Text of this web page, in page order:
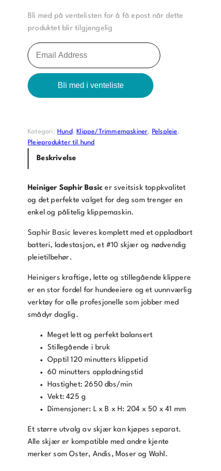
Bli med på ventelisten for å få epost når dette
produktet blir tilgjengelig
L
e
g
d
e
n
e
t
a
d
s
e
e
d
p
Bli med i venteliste
Kategori: Hund, Klippe/Trimmemaskiner, Pelspleie
Pleieprodukter til hund
Beskrivelse
Heiniger Saphir Basic er sveitsisk toppkvalitet
og det perfekte valget for deg som trenger en
enkel og pålitelig klippemaskin.
Saphir Basic leveres komplett med et oppladbart
batteri, ladestasjon, et #10 skjær og nødvendig
pleietilbehør.
Heinigers kraftige, lette og stillegående klippere
er en stor fordel for hundeeiere og et uunnværlig
verktøy for alle profesjonelle som jobber med
smådyr daglig.
Meget lett og perfekt balansert
Stillegående i bruk
Opptil 120 minutters klippetid
60 minutters oppladningstid
Hastighet: 2650 dbs/min
Vekt: 425 g
Dimensjoner: L x B x H: 204 x 50 x 41 mm
Et større utvalg av skjær kan kjøpes separat.
Alle skjær er kompatible med andre kjente
merker som Oster, Andis, Moser og Wahl.